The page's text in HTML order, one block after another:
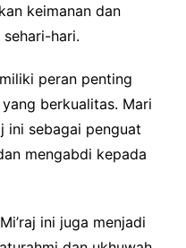
keimanan dan
hari.
peran penting
berkualitas. Mari
ini sebagai penguat
mengabdi kepada
ini juga menjadi